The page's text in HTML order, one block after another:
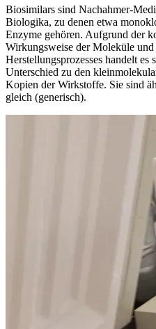
Biosimilars sind Nachahmer-
Biologika, zu denen etwa
Enzyme gehören. Aufgrund der
Wirkungsweise der Moleküle und
Herstellungsprozesses handelt
Unterschied zu den
Kopien der Wirkstoffe. Sie sind
gleich (generisch).